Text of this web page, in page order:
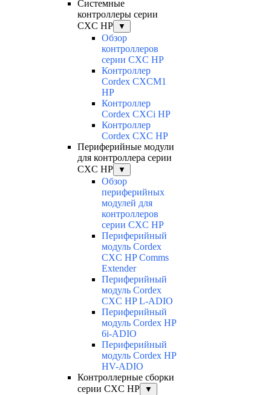
Системные
контроллеры серии
CXC HP
▼
Обзор
контроллеров
серии CXC HP
Контроллер
Cordex CXCM1
HP
Контроллер
Cordex CXCi HP
Контроллер
Cordex CXC HP
Периферийные модули
для контроллера серии
CXC HP
▼
Обзор
периферийных
модулей для
контроллеров
серии CXC HP
Периферийный
модуль Cordex
CXC HP Comms
Extender
Периферийный
модуль Cordex
CXC HP L-ADIO
Периферийный
модуль Cordex HP
6i-ADIO
Периферийный
модуль Cordex HP
HV-ADIO
Контроллерные сборки
серии CXC HP
▼